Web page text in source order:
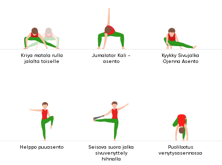
Kriya matala rulla
jalalta toiselle
Jumalatar Kali -
asento
Kyykky Sivujalka
Ojenna Asento
Helppo puuasento
Seisova suora jalka
sivuvenyttely
hihnalla
Puolilootus
venytysasennossa